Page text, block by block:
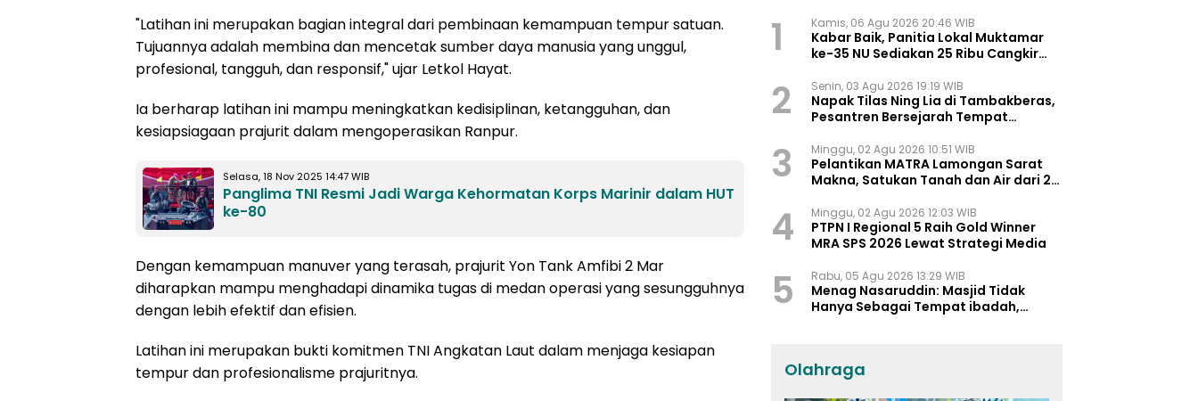
"Latihan ini merupakan bagian integral dari pembinaan kemampuan tempur satuan.
Tujuannya adalah membina dan mencetak sumber daya manusia yang unggul,
profesional, tangguh, dan responsif," ujar Letkol Hayat.
Ia berharap latihan ini mampu meningkatkan kedisiplinan, ketangguhan, dan
kesiapsiagaan prajurit dalam mengoperasikan Ranpur.
Selasa, 18 Nov 2025 14:47 WIB
Panglima TNI Resmi Jadi Warga Kehormatan Korps Marinir dalam HUT
ke-80
Dengan kemampuan manuver yang terasah, prajurit Yon Tank Amfibi 2 Mar
diharapkan mampu menghadapi dinamika tugas di medan operasi yang sesungguhnya
dengan lebih efektif dan efisien.
Latihan ini merupakan bukti komitmen TNI Angkatan Laut dalam menjaga kesiapan
tempur dan profesionalisme prajuritnya.
1 Kamis, 06 Agu 2026 20:46 WIB
Kabar Baik, Panitia Lokal Muktamar
ke-35 NU Sediakan 25 Ribu Cangkir
2 Senin, 03 Agu 2026 19:19 WIB
Napak Tilas Ning Lia di Tambakberas,
Pesantren Bersejarah Tempat
3 Minggu, 02 Agu 2026 10:51 WIB
Pelantikan MATRA Lamongan Sarat
Makna, Satukan Tanah dan Air dari 27
4 Minggu, 02 Agu 2026 12:03 WIB
PTPN I Regional 5 Raih Gold Winner
MRA SPS 2026 Lewat Strategi Media
5 Rabu, 05 Agu 2026 13:29 WIB
Menag Nasaruddin: Masjid Tidak
Hanya Sebagai Tempat ibadah,
Olahraga